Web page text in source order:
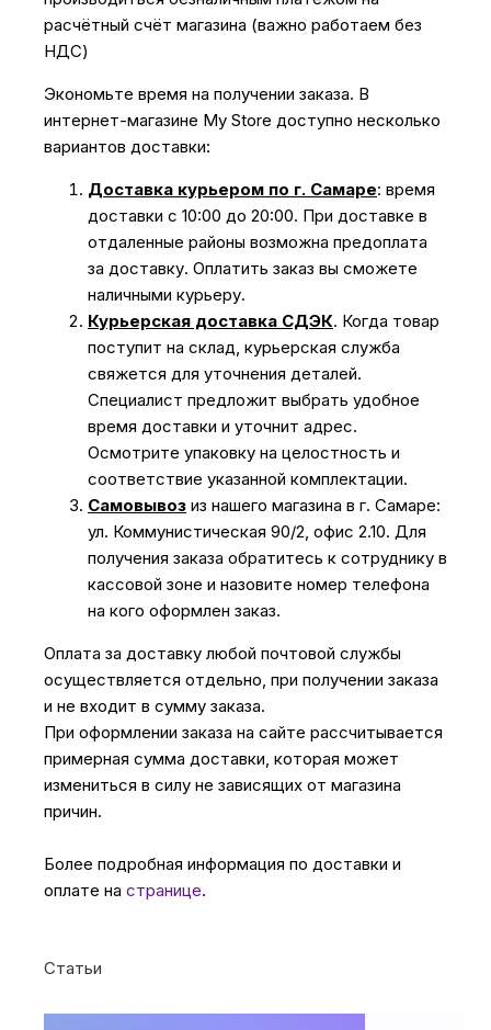
расчётный счёт магазина (важно работаем без
НДС)
Экономьте время на получении заказа. В
интернет-магазине My Store доступно несколько
вариантов доставки:
Доставка курьером по г. Самаре: время
доставки с 10:00 до 20:00. При доставке в
отдаленные районы возможна предоплата
за доставку. Оплатить заказ вы сможете
наличными курьеру.
Курьерская доставка СДЭК. Когда товар
поступит на склад, курьерская служба
свяжется для уточнения деталей.
Специалист предложит выбрать удобное
время доставки и уточнит адрес.
Осмотрите упаковку на целостность и
соответствие указанной комплектации.
Самовывоз из нашего магазина в г. Самаре:
ул. Коммунистическая 90/2, офис 2.10. Для
получения заказа обратитесь к сотруднику в
кассовой зоне и назовите номер телефона
на кого оформлен заказ.
Оплата за доставку любой почтовой службы
осуществляется отдельно, при получении заказа
и не входит в сумму заказа.
При оформлении заказа на сайте рассчитывается
примерная сумма доставки, которая может
измениться в силу не зависящих от магазина
причин.
Более подробная информация по доставки и
оплате на странице.
Статьи